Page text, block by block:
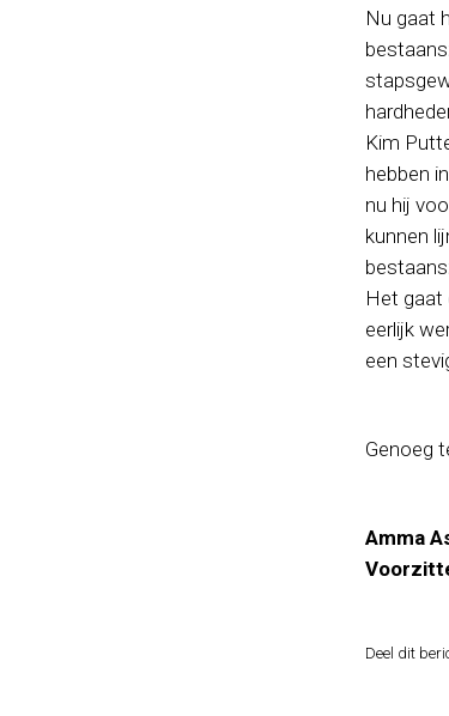
Nu gaat
Kim
hebben
nu hij
kunnen
Het gaat
eerlijk
een
Genoeg
Amma
Deel dit